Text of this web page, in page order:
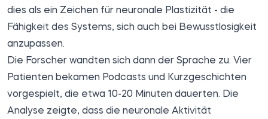
dies als ein Zeichen für neuronale Plastizität - die
Fähigkeit des Systems, sich auch bei Bewusstlosigkeit
anzupassen.
Die Forscher wandten sich dann der Sprache zu. Vier
Patienten bekamen Podcasts und Kurzgeschichten
vorgespielt, die etwa 10-20 Minuten dauerten. Die
Analyse zeigte, dass die neuronale Aktivität